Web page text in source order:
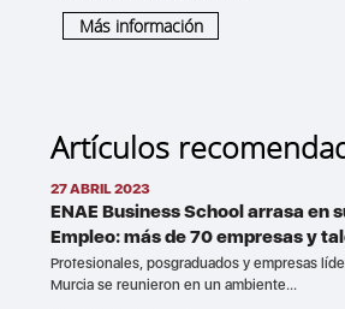
Más información
Artículos
27 ABRIL 2023
ENAE Business School arrasa en
Empleo: más de 70 empresas y
Profesionales, posgraduados y empresas
Murcia se reunieron en un ambiente...